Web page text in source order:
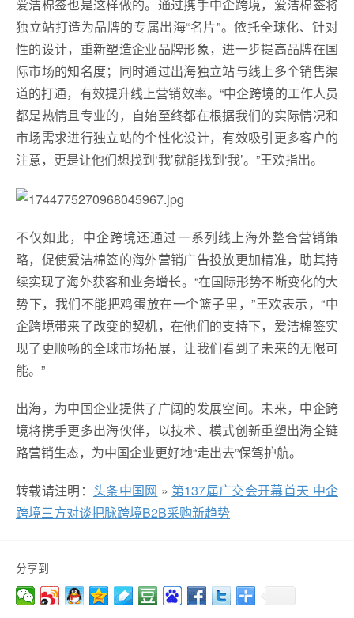
爱洁棉签也是这样做的。通过携手中企跨境，爱洁棉签将
独立站打造为品牌的专属出海“名片”。依托全球化、针对
性的设计，重新塑造企业品牌形象，进一步提高品牌在国
际市场的知名度；同时通过出海独立站与线上多个销售渠
道的打通，有效提升线上营销效率。“中企跨境的工作人员
都是热情且专业的，自始至终都在根据我们的实际情况和
市场需求进行独立站的个性化设计，有效吸引更多客户的
注意，更是让他们想找到‘我’就能找到‘我’。”王欢指出。
不仅如此，中企跨境还通过一系列线上海外整合营销策
略，促使爱洁棉签的海外营销广告投放更加精准，助其持
续实现了海外获客和业务增长。“在国际形势不断变化的大
势下，我们不能把鸡蛋放在一个篮子里，”王欢表示，“中
企跨境带来了改变的契机，在他们的支持下，爱洁棉签实
现了更顺畅的全球市场拓展，让我们看到了未来的无限可
能。”
出海，为中国企业提供了广阔的发展空间。未来，中企跨
境将携手更多出海伙伴，以技术、模式创新重塑出海全链
路营销生态，为中国企业更好地“走出去”保驾护航。
转载请注明： 头条中国网 » 第137届广交会开幕首天 中企
跨境三方对谈把脉跨境B2B采购新趋势
分享到